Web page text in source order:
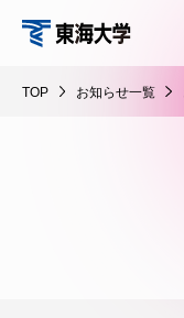
海
TOP お知らせ一覧
在学生・保護者